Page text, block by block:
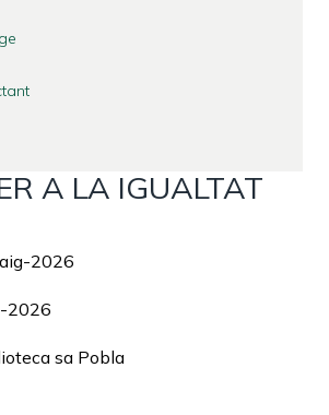
A LA IGUALTAT
2026
2026
sa Pobla